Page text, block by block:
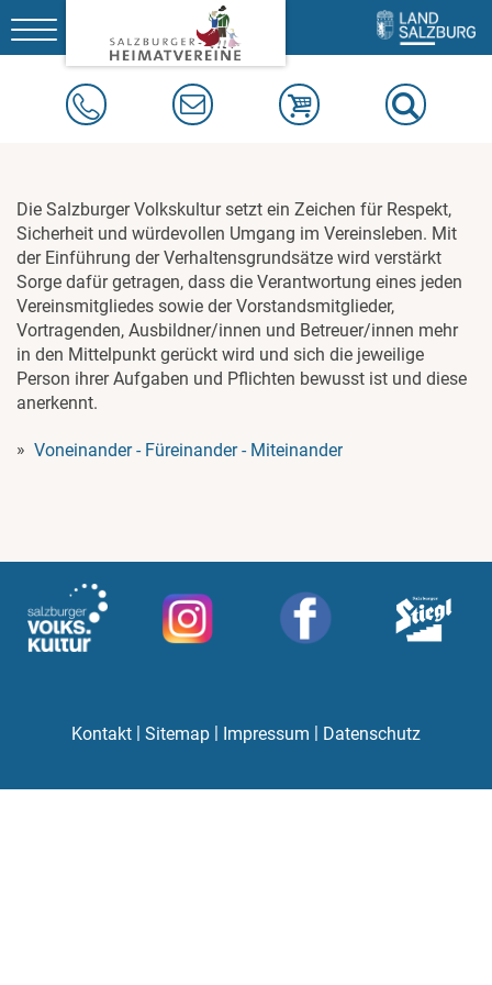
Toggle
navigation
Die Salzburger Volkskultur setzt ein Zeichen für Respekt,
Sicherheit und würdevollen Umgang im Vereinsleben. Mit
der Einführung der Verhaltensgrundsätze wird verstärkt
Sorge dafür getragen, dass die Verantwortung eines jeden
Vereinsmitgliedes sowie der Vorstandsmitglieder,
Vortragenden, Ausbildner/innen und Betreuer/innen mehr
in den Mittelpunkt gerückt wird und sich die jeweilige
Person ihrer Aufgaben und Pflichten bewusst ist und diese
anerkennt.
Voneinander - Füreinander - Miteinander
Kontakt | Sitemap | Impressum | Datenschutz